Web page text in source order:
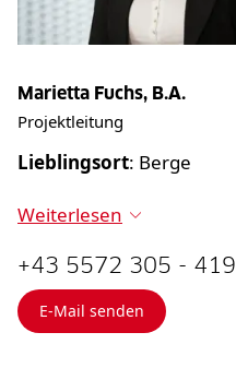
Marietta Fuchs, B.A.
Projektleitung
Lieblingsort: Berge
Weiterlesen
+43 5572 305 - 419
E-Mail senden